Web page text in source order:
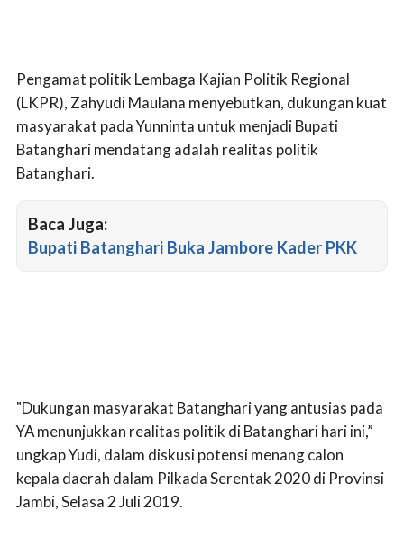
Pengamat politik Lembaga Kajian Politik Regional
(LKPR), Zahyudi Maulana menyebutkan, dukungan kuat
masyarakat pada Yunninta untuk menjadi Bupati
Batanghari mendatang adalah realitas politik
Batanghari.
Baca Juga:
Bupati Batanghari Buka Jambore Kader PKK
"Dukungan masyarakat Batanghari yang antusias pada
YA menunjukkan realitas politik di Batanghari hari ini,”
ungkap Yudi, dalam diskusi potensi menang calon
kepala daerah dalam Pilkada Serentak 2020 di Provinsi
Jambi, Selasa 2 Juli 2019.